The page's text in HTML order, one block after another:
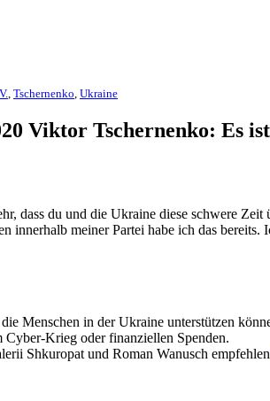
Tschernenko Ukraine
Viktor Tschernenko: Es
dass du und die Ukraine diese schwere
innerhalb meiner Partei habe ich das
Menschen in der Ukraine unterstützen
Krieg oder finanziellen Spenden.
Shkuropat und Roman Wanusch